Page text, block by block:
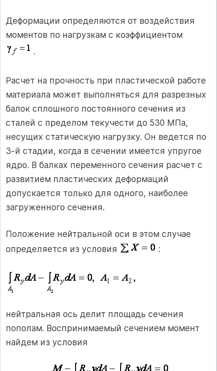
Деформации определяются от воздействия
моментов по нагрузкам с коэффициентом
.
Расчет на прочность при пластической работе
материала может выполняться для разрезных
балок сплошного постоянного сечения из
сталей с пределом текучести до 530 МПа,
несущих статическую нагрузку. Он ведется по
3-й стадии, когда в сечении имеется упругое
ядро. В балках переменного сечения расчет с
развитием пластических деформаций
допускается только для одного, наиболее
загруженного сечения.
Положение нейтральной оси в этом случае
определяется из условия
:
нейтральная ось делит площадь сечения
пополам. Воспринимаемый сечением момент
найдем из условия